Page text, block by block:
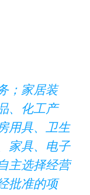
；家居装
、化工产
用具、卫生
家具、电子
主选择经营
批准的项